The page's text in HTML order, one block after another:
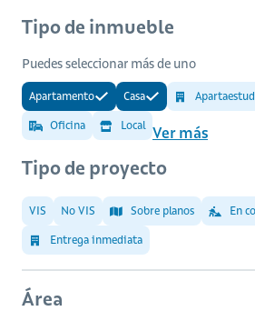
Tipo de inmueble
Puedes seleccionar más de uno
Apartamento Casa
Oficina Local Ver más
Tipo de proyecto
VIS No VIS Sobre planos En
Entrega inmediata
Área